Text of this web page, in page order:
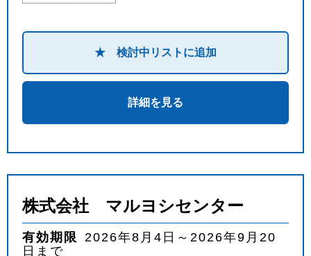
★ 検討中リストに追加
詳細を見る
株式会社 マルヨシセンター
有効期限 2026年8月4日～2026年9月20
日まで